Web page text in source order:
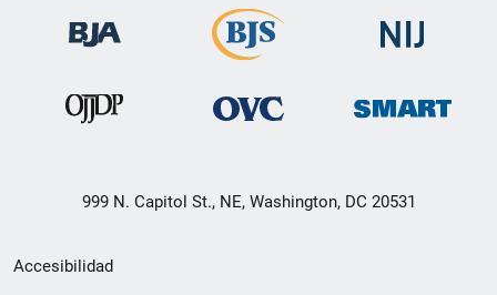
999 N. Capitol St., NE, Washington, DC 20531
Menú
Accesibilidad